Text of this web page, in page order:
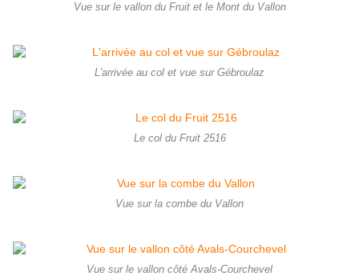
Vue sur le vallon du Fruit et le Mont du Vallon
L'arrivée au col et vue sur Gébroulaz
Le col du Fruit 2516
Vue sur la combe du Vallon
Vue sur le vallon côté Avals-Courchevel